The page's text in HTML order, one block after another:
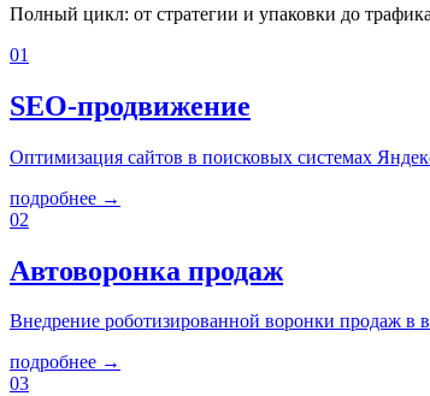
Полный цикл: от стратегии и упаковки до
01
SEO-продвижение
Оптимизация сайтов в поисковых системах
подробнее →
02
Автоворонка продаж
Внедрение роботизированной воронки продаж в
подробнее →
03